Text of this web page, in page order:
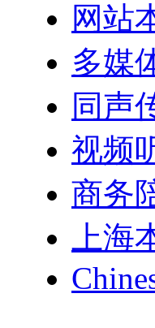
网站
多媒
同声
视频
商务
上海